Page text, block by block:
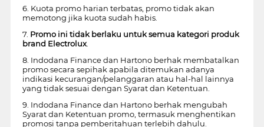
6. Kuota promo harian terbatas, promo tidak akan
memotong jika kuota sudah habis.
7. Promo ini tidak berlaku untuk semua kategori produk
brand Electrolux.
8. Indodana Finance dan Hartono berhak membatalkan
promo secara sepihak apabila ditemukan adanya
indikasi kecurangan/pelanggaran atau hal-hal lainnya
yang tidak sesuai dengan Syarat dan Ketentuan.
9. Indodana Finance dan Hartono berhak mengubah
Syarat dan Ketentuan promo, termasuk menghentikan
promosi tanpa pemberitahuan terlebih dahulu.